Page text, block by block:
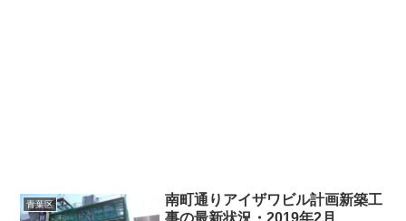
青葉区
南町通りアイザワビル計画新築工